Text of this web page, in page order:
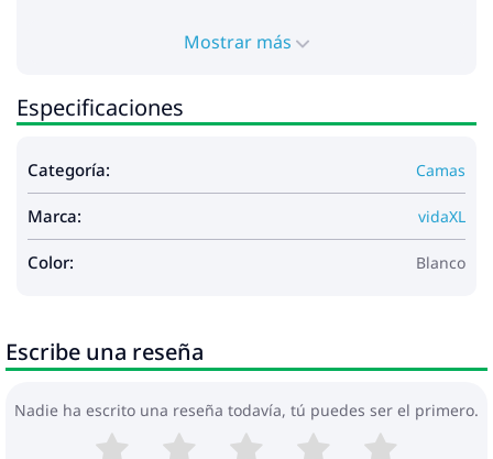
Mostrar más
Especificaciones
Categoría: Camas
Marca: vidaXL
Color: Blanco
Escribe una reseña
Nadie ha escrito una reseña todavía, tú puedes ser el primero.